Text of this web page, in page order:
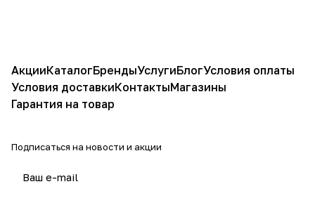
АкцииКаталогБрендыУслугиБлогУсловия оплаты
Условия доставкиКонтактыМагазины
Гарантия на товар
Подписаться на новости и акции